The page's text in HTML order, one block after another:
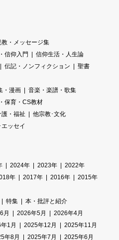
教・メッセージ集
信仰入門
信仰生活・人生論
伝記・ノンフィクション
聖書
・漫画
音楽・楽譜・歌集
保育・CS教材
護・福祉
他宗教･文化
エッセイ
2024年 2023年
2022年
年 2017年 2016年
2015年
特集
本・批評と紹介
月 2026年5月
2026年4月
1月 2025年12月
2025年11月
年8月 2025年7月
2025年6月